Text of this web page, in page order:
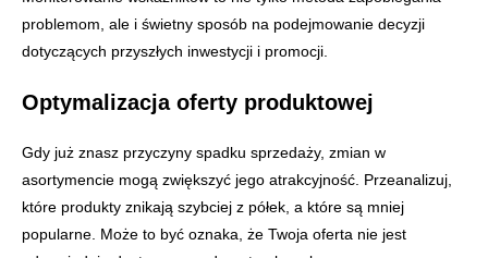
problemom, ale i świetny sposób na podejmowanie decyzji
dotyczących przyszłych inwestycji i promocji.
Optymalizacja oferty produktowej
Gdy już znasz przyczyny spadku sprzedaży, zmian w
asortymencie mogą zwiększyć jego atrakcyjność. Przeanalizuj,
które produkty znikają szybciej z półek, a które są mniej
popularne. Może to być oznaka, że Twoja oferta nie jest